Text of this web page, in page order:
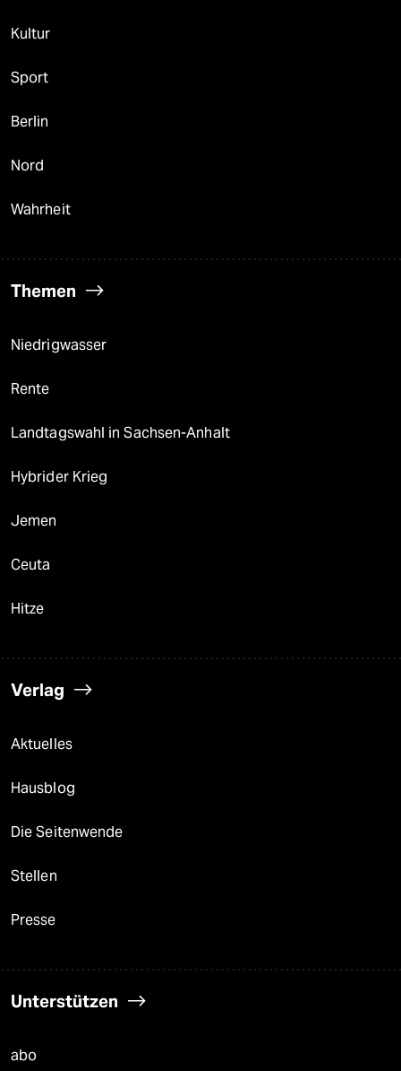
Kultur
Sport
Berlin
Nord
Wahrheit
Themen
Niedrigwasser
Rente
Landtagswahl in Sachsen-Anhalt
Hybrider Krieg
Jemen
Ceuta
Hitze
Verlag
Aktuelles
Hausblog
Die Seitenwende
Stellen
Presse
Unterstützen
abo